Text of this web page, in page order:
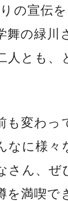
の宣伝
舞の緑川
人とも、
も変わっ
なに様々
さん、
を満喫で